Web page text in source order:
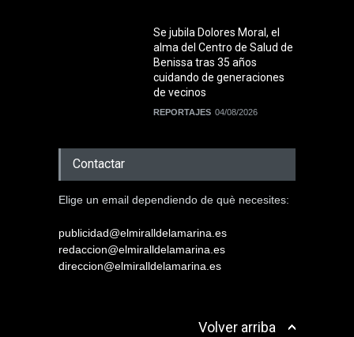
Se jubila Dolores Moral, el
alma del Centro de Salud de
Benissa tras 35 años
cuidando de generaciones
de vecinos
REPORTAJES 04/08/2026
Contactar
Elige un email dependiendo de què necesites:
publicidad@elmiralldelamarina.es
redaccion@elmiralldelamarina.es
direccion@elmiralldelamarina.es
Volver arriba